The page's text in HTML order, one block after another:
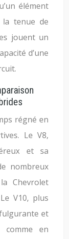
élément
la tenue de
jouent un
d’une
régné en
Le V8,
et sa
nombreux
Chevrolet
V10, plus
et
comme en